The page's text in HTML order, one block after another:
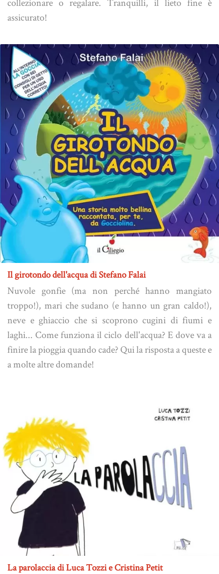
assicurato!
Il girotondo dell'acqua di Stefano Falai
Nuvole gonfie (ma non perché hanno mangiato
troppo!), mari che sudano (e hanno un gran caldo!),
neve e ghiaccio che si scoprono cugini di fiumi e
laghi... Come funziona il ciclo dell'acqua? E dove va a
finire la pioggia quando cade? Qui la risposta a queste e
a molte altre domande!
La parolaccia di Luca Tozzi e Cristina Petit